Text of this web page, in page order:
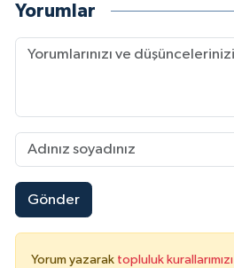
Yorumlar
Gönder
Yorum yazarak topluluk kurallarımızı